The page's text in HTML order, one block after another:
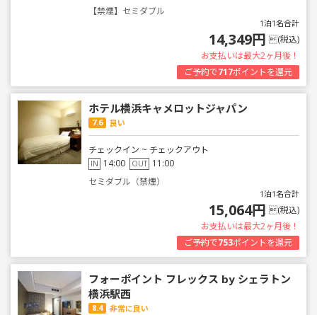
【禁煙】セミダブル
1泊1名合計
14,349円 (税込)
お支払いは最大2ヶ月後！
ご予約で717ポイントを還元
ホテル横浜キャメロットジャパン
7.6 良い
チェックイン ~ チェックアウト
IN 14:00 OUT 11:00
セミダブル（禁煙）
1泊1名合計
15,064円 (税込)
お支払いは最大2ヶ月後！
ご予約で753ポイントを還元
フォーポイント フレックス by シェラトン
横浜駅西
8.4 非常に良い